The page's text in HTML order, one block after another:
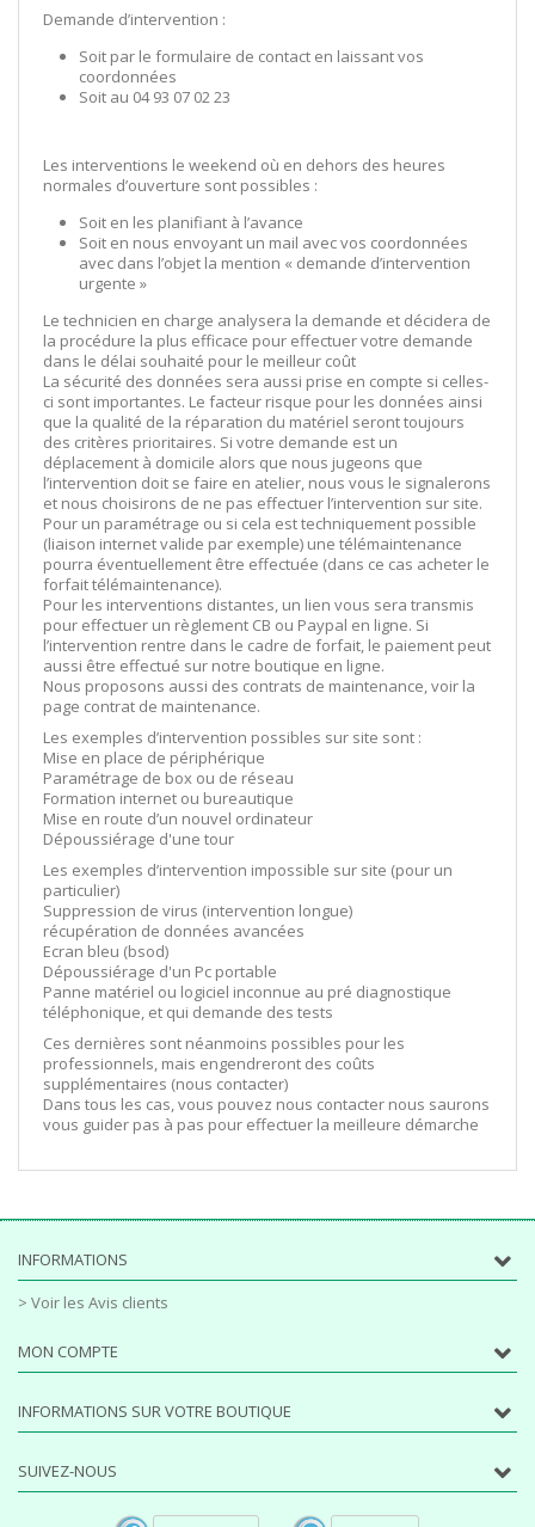
Demande d’intervention :
Soit par le formulaire de contact en laissant vos
coordonnées
Soit au 04 93 07 02 23
Les interventions le weekend où en dehors des heures
normales d’ouverture sont possibles :
Soit en les planifiant à l’avance
Soit en nous envoyant un mail avec vos coordonnées
avec dans l’objet la mention « demande d’intervention
urgente »
Le technicien en charge analysera la demande et décidera de
la procédure la plus efficace pour effectuer votre demande
dans le délai souhaité pour le meilleur coût
La sécurité des données sera aussi prise en compte si celles-
ci sont importantes. Le facteur risque pour les données ainsi
que la qualité de la réparation du matériel seront toujours
des critères prioritaires. Si votre demande est un
déplacement à domicile alors que nous jugeons que
l’intervention doit se faire en atelier, nous vous le signalerons
et nous choisirons de ne pas effectuer l’intervention sur site.
Pour un paramétrage ou si cela est techniquement possible
(liaison internet valide par exemple) une télémaintenance
pourra éventuellement être effectuée (dans ce cas acheter le
forfait télémaintenance).
Pour les interventions distantes, un lien vous sera transmis
pour effectuer un règlement CB ou Paypal en ligne. Si
l’intervention rentre dans le cadre de forfait, le paiement peut
aussi être effectué sur notre boutique en ligne.
Nous proposons aussi des contrats de maintenance, voir la
page contrat de maintenance.
Les exemples d’intervention possibles sur site sont :
Mise en place de périphérique
Paramétrage de box ou de réseau
Formation internet ou bureautique
Mise en route d’un nouvel ordinateur
Dépoussiérage d'une tour
Les exemples d’intervention impossible sur site (pour un
particulier)
Suppression de virus (intervention longue)
récupération de données avancées
Ecran bleu (bsod)
Dépoussiérage d'un Pc portable
Panne matériel ou logiciel inconnue au pré diagnostique
téléphonique, et qui demande des tests
Ces dernières sont néanmoins possibles pour les
professionnels, mais engendreront des coûts
supplémentaires (nous contacter)
Dans tous les cas, vous pouvez nous contacter nous saurons
vous guider pas à pas pour effectuer la meilleure démarche
INFORMATIONS
> Voir les Avis clients
MON COMPTE
INFORMATIONS SUR VOTRE BOUTIQUE
SUIVEZ-NOUS